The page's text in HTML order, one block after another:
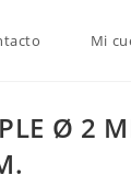
Mi
Ø 2